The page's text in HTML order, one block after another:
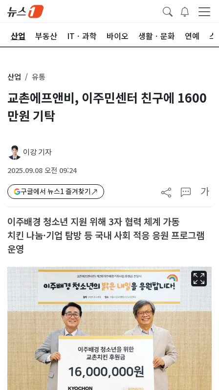
산업 부동산 ITㆍ과학 바이오 생활ㆍ문화 연예 스
산업 유통
교촌에프앤비, 이주민센터 친구에 1600
만원 기탁
이강 기자
2025.09.08 오전 09:24
구글에서 뉴스1 즐겨찾기 가
이주배경 청소년 지원 위해 3자 협력 체계 가동
치킨 나눔·기업 탐방 등 국내 사회 적응 응원 프로그램
운영